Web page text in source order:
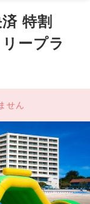
特割
ープラ
せん